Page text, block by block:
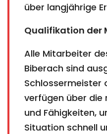
über langjährige
Qualifikation der
Alle Mitarbeiter
Biberach sind
Schlossermeister
verfügen über die
und Fähigkeiten,
Situation schnell